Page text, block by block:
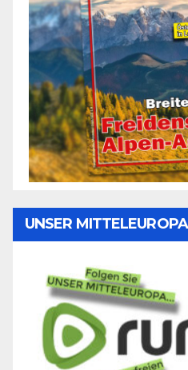
UNSER